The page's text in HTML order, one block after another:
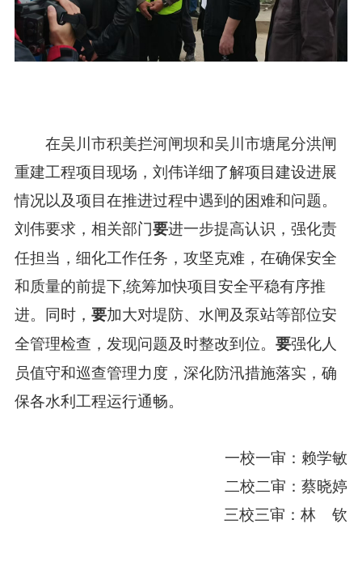
在吴川市积美拦河闸坝和吴川市塘尾分洪闸
重建工程项目现场，刘伟详细了解项目建设进展
情况以及项目在推进过程中遇到的困难和问题。
刘伟要求，相关部门要进一步提高认识，强化责
任担当，细化工作任务，攻坚克难，在确保安全
和质量的前提下,统筹加快项目安全平稳有序推
进。同时， 要加大对堤防、水闸及泵站等部位安
全管理检查，发现问题及时整改到位。 要强化人
员值守和巡查管理力度，深化防汛措施落实，确
保各水利工程运行通畅。
一校一审：赖学敏
二校二审：蔡晓婷
三校三审：林 钦